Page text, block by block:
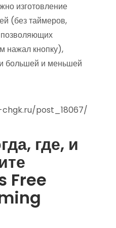
изготовление
(без таймеров,
позволяющих
нажал кнопку),
большей и меньшей
post_18067/
где, и
Free